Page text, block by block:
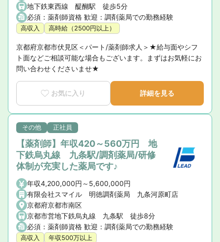
地下鉄東西線 醍醐駅 徒歩5分
必須：薬剤師資格 歓迎：調剤薬局での勤務経験
高収入 高時給（2500円以上）
京都府京都市伏見区＜パート/薬剤師求人＞★給与面やシフ
ト面などご相談可能な場合もございます。まずはお気軽にお
問い合わせくださいませ★
お気に入り 詳細を見る
その他 正社員
【薬剤師】年収420～560万円 地
下鉄烏丸線 九条駅/調剤薬局/研修
体制が充実した薬局です♪
年収4,200,000円～5,600,000円
有限会社スマイル 明徳調剤薬局 九条河原町店
京都府京都市南区
京都市営地下鉄烏丸線 九条駅 徒歩8分
必須：薬剤師資格 歓迎：調剤薬局での勤務経験
高収入 年収500万以上